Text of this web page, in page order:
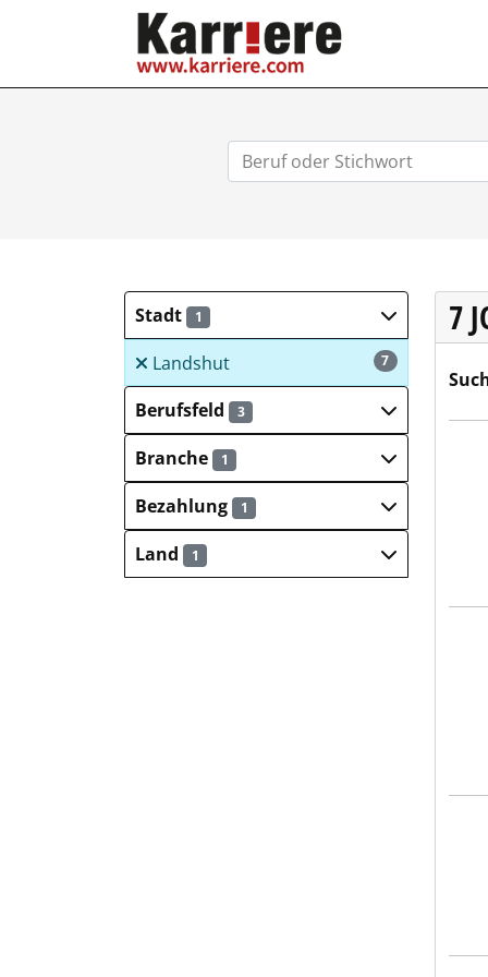
Stadt 1
7
Landshut
Berufsfeld
3
Branche 1
Bezahlung 1
Land 1
7